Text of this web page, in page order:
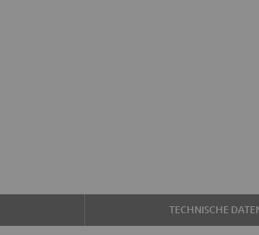
TECHNISCHE